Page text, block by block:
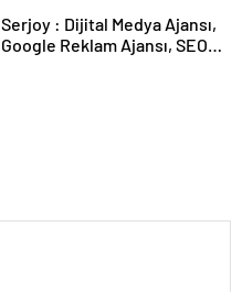
Serjoy : Dijital Medya Ajansı,
Google Reklam Ajansı, SEO